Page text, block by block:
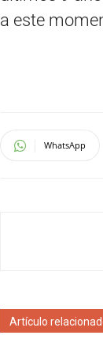
a este
WhatsApp
Artículo